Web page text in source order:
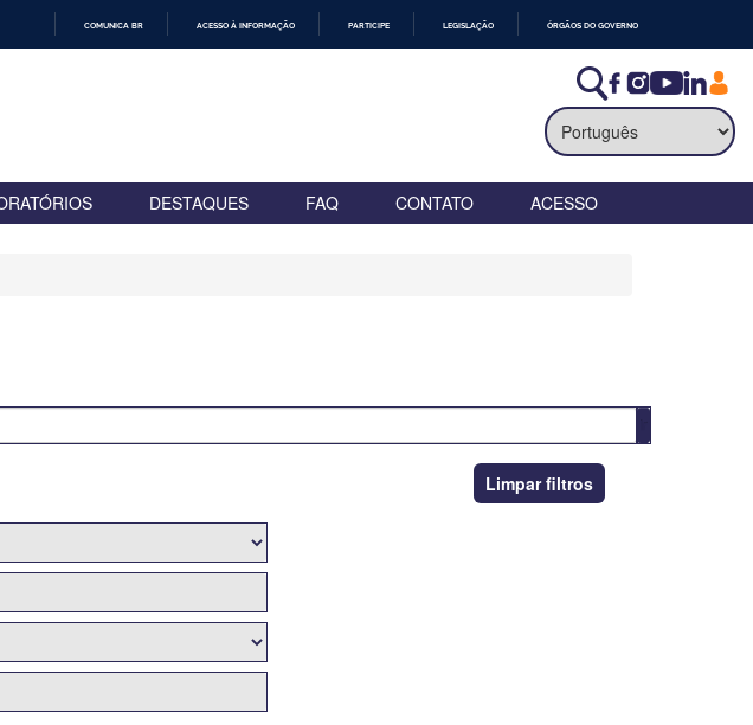
COMUNICA BR ACESSO À INFORMAÇÃO PARTICIPE LEGISLAÇÃO ÓRGÃOS DO GOVERNO
DESTAQUES FAQ CONTATO ACESSO
Limpar filtros